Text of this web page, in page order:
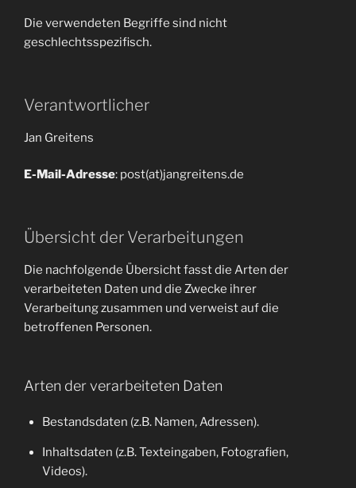
Die verwendeten Begriffe sind nicht
geschlechtsspezifisch.
Verantwortlicher
Jan Greitens
E-Mail-Adresse: post(at)jangreitens.de
Übersicht der Verarbeitungen
Die nachfolgende Übersicht fasst die Arten der
verarbeiteten Daten und die Zwecke ihrer
Verarbeitung zusammen und verweist auf die
betroffenen Personen.
Arten der verarbeiteten Daten
Bestandsdaten (z.B. Namen, Adressen).
Inhaltsdaten (z.B. Texteingaben, Fotografien,
Videos).